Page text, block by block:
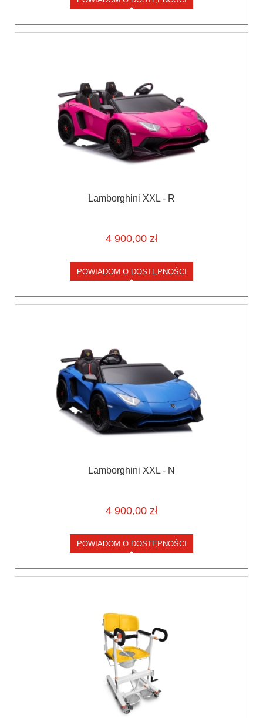
Lamborghini XXL - R
4 900,00 zł
POWIADOM O DOSTĘPNOŚCI
Lamborghini XXL - N
4 900,00 zł
POWIADOM O DOSTĘPNOŚCI